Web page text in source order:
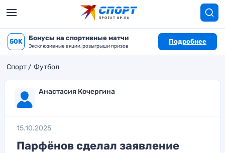
50K Бонусы на спортивные матчи
Эксклюзивные акции, розыгрыши призов
Подробнее
Спорт Футбол
Анастасия Кочергина
15.10.2025
Парфёнов сделал заявление